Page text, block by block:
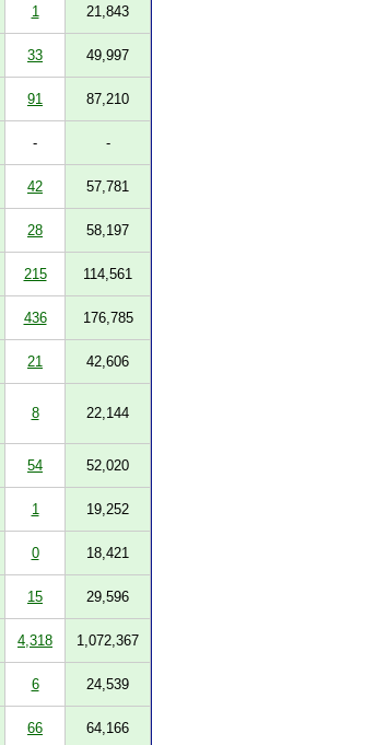
1 21,843
33 49,997
91 87,210
- -
42 57,781
28 58,197
215 114,561
436 176,785
21 42,606
8 22,144
54 52,020
1 19,252
0 18,421
15 29,596
4,318 1,072,367
6 24,539
66 64,166